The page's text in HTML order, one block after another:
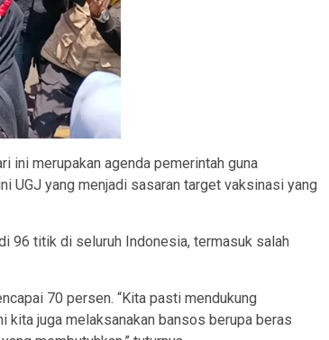
ini merupakan agenda pemerintah guna
UGJ yang menjadi sasaran target vaksinasi yang
96 titik di seluruh Indonesia, termasuk salah
70 persen. “Kita pasti mendukung
kita juga melaksanakan bansos berupa beras